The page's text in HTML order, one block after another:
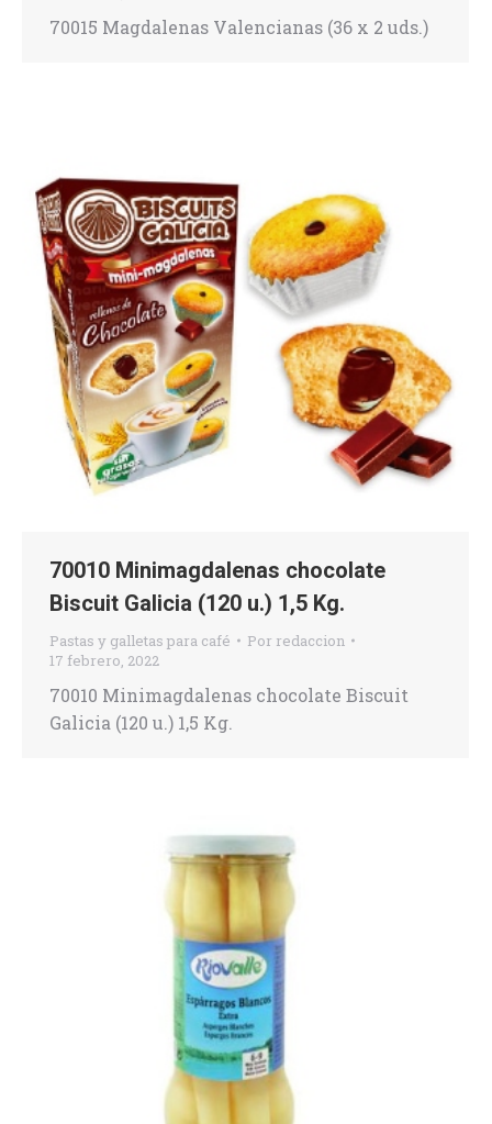
70015 Magdalenas Valencianas (36 x 2 uds.)
70010 Minimagdalenas chocolate
Biscuit Galicia (120 u.) 1,5 Kg.
Pastas y galletas para café Por redaccion
17 febrero, 2022
70010 Minimagdalenas chocolate Biscuit
Galicia (120 u.) 1,5 Kg.